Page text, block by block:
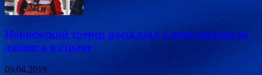
Норвежский тренер рассказал о невозможности
допинга в стране
09.04.2019